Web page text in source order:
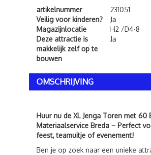
artikelnummer
231051
Veilig voor kinderen?
Ja
Magazijnlocatie
H2 /D4-8
Deze attractie is
makkelijk zelf op te
bouwen
Ja
OMSCHRIJVING
Huur nu de XL Jenga Toren met 60
Materiaalservice Breda – Perfect
feest, teamuitje of evenement!
Ben je op zoek naar een unieke